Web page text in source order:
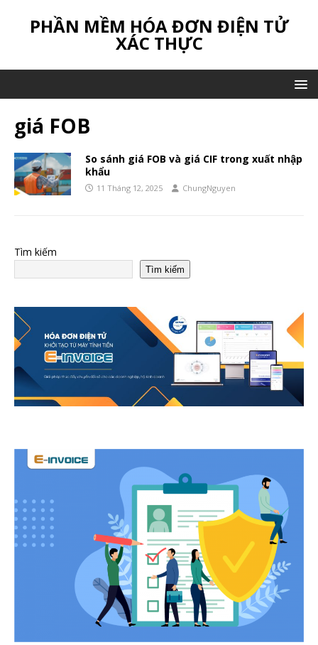
PHẦN MỀM HÓA ĐƠN ĐIỆN TỬ
XÁC THỰC
giá FOB
So sánh giá FOB và giá CIF trong xuất nhập
khẩu
11 Tháng 12, 2025 ChungNguyen
Tìm kiếm
Tìm kiếm